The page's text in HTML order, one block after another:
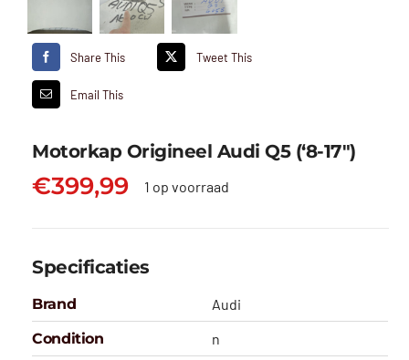
Share This Tweet This
Email This
Motorkap Origineel Audi Q5 (‘8-17″)
€399,99 1 op voorraad
Specificaties
Brand
Audi
Condition
n